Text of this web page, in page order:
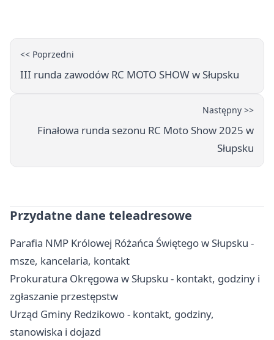
<< Poprzedni
III runda zawodów RC MOTO SHOW w Słupsku
Następny >>
Finałowa runda sezonu RC Moto Show 2025 w
Słupsku
Przydatne dane teleadresowe
Parafia NMP Królowej Różańca Świętego w Słupsku -
msze, kancelaria, kontakt
Prokuratura Okręgowa w Słupsku - kontakt, godziny i
zgłaszanie przestępstw
Urząd Gminy Redzikowo - kontakt, godziny,
stanowiska i dojazd